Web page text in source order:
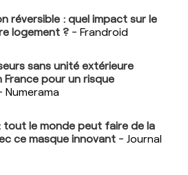
réversible : quel impact sur le
logement ? - Frandroid
sans unité extérieure
France pour un risque
Numerama
tout le monde peut faire de la
ce masque innovant - Journal